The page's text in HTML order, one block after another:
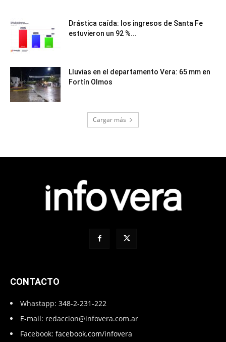
Drástica caída: los ingresos de Santa Fe
estuvieron un 92 %...
Lluvias en el departamento Vera: 65 mm en
Fortín Olmos
Cargar más
CONTACTO
Whastapp: 348-2-231-222
E-mail: redaccion@infovera.com.ar
Facebook: facebook.com/infovera